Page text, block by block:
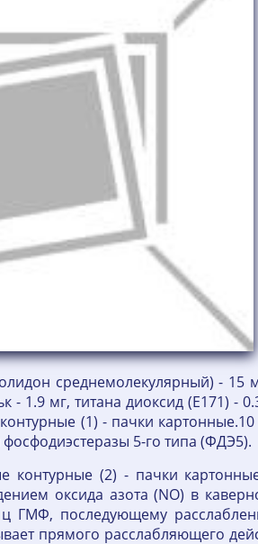
среднемолекулярный) - 15
- 1.9 мг, титана диоксид (E171)
(1) - пачки
5-го типа (ФДЭ5).
контурные (2) - пачки
оксида азота (NO) в
ГМФ, последующему
прямого расслабляющего